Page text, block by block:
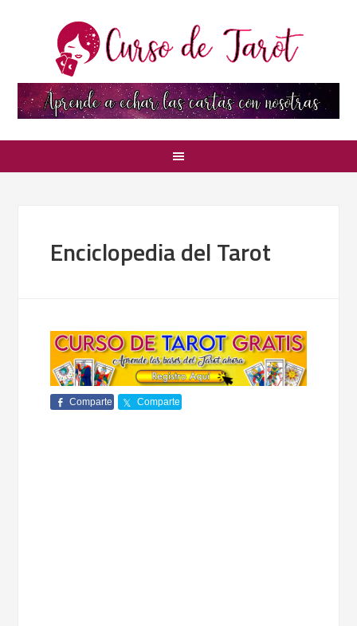
Enciclopedia del Tarot
Comparte Comparte